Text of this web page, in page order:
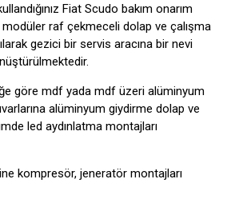
Fiat Scudo bakım onarım
modüler raf çekmeceli dolap ve çalışma
gezici bir servis aracına bir nevi
göre mdf yada mdf üzeri alüminyum
alüminyum giydirme dolap ve
led aydınlatma montajları
kompresör, jeneratör montajları